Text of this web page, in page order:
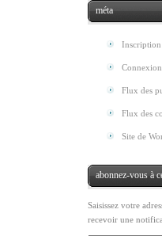
méta
Inscription
Connexion
Flux des
Flux des
Site de
abonnez-vous à
Saisissez votre
recevoir une